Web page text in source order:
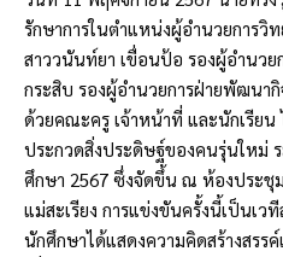
รักษาการในตำแหน่งผู้อำนวยการวิ
สาววนันท์ยา เขื่อนป้อ รองผู้อำนวย
กระสิบ รองผู้อำนวยการฝ่ายพัฒนา
ด้วยคณะครู เจ้าหน้าที่ และนักเรียน
ประกวดสิ่งประดิษฐ์ของคนรุ่นใหม่
ศึกษา 2567 ซึ่งจัดขึ้น ณ ห้องประชุ
แม่สะเรียง การแข่งขันครั้งนี้เป็นเว
นักศึกษาได้แสดงความคิดสร้างสร